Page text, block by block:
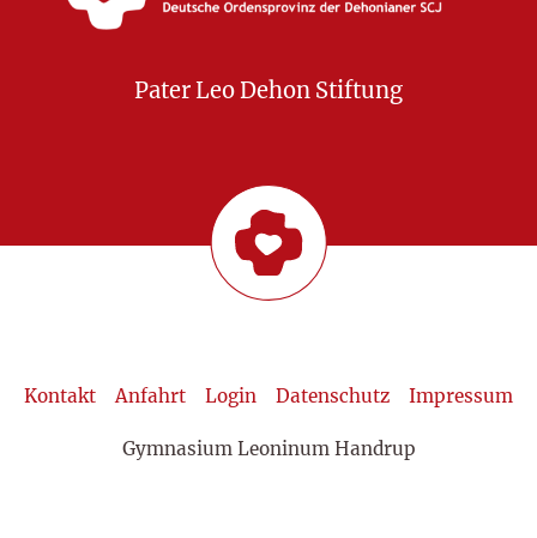
Pater Leo Dehon Stiftung
Kontakt Anfahrt Login Datenschutz Impressum
Gymnasium Leoninum Handrup